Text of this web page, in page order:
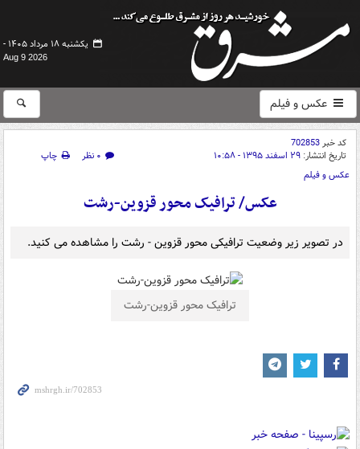
یکشنبه ۱۸ مرداد ۱۴۰۵ -
Aug 9 2026
عکس و فیلم
کد خبر702853
تاریخ انتشار: ۲۹ اسفند ۱۳۹۵ - ۱۰:۵۸ ۰ نظر
چاپ
عکس و فیلم
عکس/ ترافیک محور قزوین-رشت
در تصویر زیر وضعیت ترافیکی محور قزوین - رشت را مشاهده می کنید.
ترافیک محور قزوین-رشت